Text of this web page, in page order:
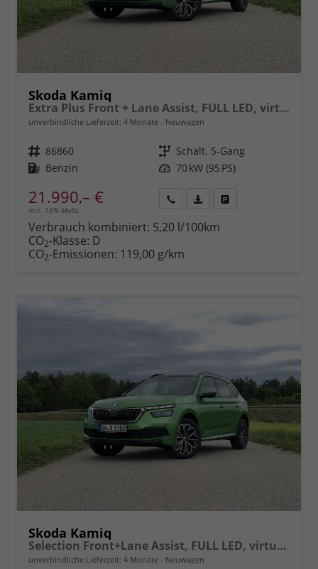
Skoda Kamiq
Extra Plus Front + Lane Assist, FULL LED, virtuelles Cockpit, Climatronic, Parksensoren, Rückfahrkamera, ISOFIX, el. Fensterheber, Tempomat, Sitzhzg. uvm.
unverbindliche Lieferzeit: 4 Monate Neuwagen
Fahrzeugnr. 86860 Getriebe Schalt. 5-Gang
Kraftstoff Benzin Leistung 70 kW (95 PS)
21.990,– €
incl. 19% MwSt.
anfordern
Datei,
Verbrauch kombiniert: 5,20 l/100km
CO2-Klasse: D
CO2-Emissionen: 119,00 g/km
Skoda Kamiq
Selection Front+Lane Assist, FULL LED, virtuelles Cockpit, , Climatronic, Parksensoren, ISOFIX, el. Fensterheber, Tempomat, Sitzhzg. uvm.
unverbindliche Lieferzeit: 4 Monate Neuwagen